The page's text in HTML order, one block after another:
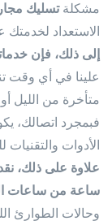
مشكلةتسليك
الاستعداد
إلى ذلك، فإن خدماتنا
علينا في أي وقت
متأخرة من الليل
فبمجرد اتصالك،
الأدوات
علاوة على ذلك،
ساعة من ساعات
وحالات الطوارئ